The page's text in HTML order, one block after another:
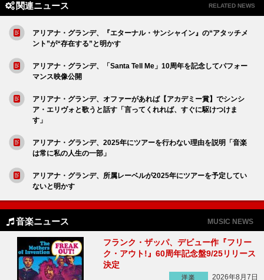
関連ニュース RELATED NEWS
アリアナ・グランデ、『エターナル・サンシャイン』の“アタッチメ
ント”が“存在する”と明かす
アリアナ・グランデ、「Santa Tell Me」10周年を記念してパフォー
マンス映像公開
アリアナ・グランデ、オファーがあれば【アカデミー賞】でシンシ
ア・エリヴォと歌うと話す「言ってくれれば、すぐに駆けつけま
す」
アリアナ・グランデ、2025年にツアーを行わない理由を説明「音楽
は常に私の人生の一部」
アリアナ・グランデ、所属レーベルが2025年にツアーを予定してい
ないと明かす
音楽ニュース MUSIC NEWS
フランク・ザッパ、デビュー作『フリー
ク・アウト!』60周年記念盤9/25リリース
決定
洋楽 2026年8月7日